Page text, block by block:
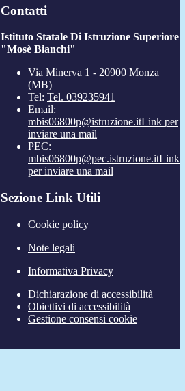
Contatti
Istituto Statale Di Istruzione Superiore
"Mosè Bianchi"
Via Minerva 1 - 20900 Monza
(MB)
Tel: Tel. 039235941
Email:
mbis06800p@istruzione.itLink per
inviare una mail
PEC:
mbis06800p@pec.istruzione.itLink
per inviare una mail
Sezione Link Utili
Cookie policy
Note legali
Informativa Privacy
Dichiarazione di accessibilità
Obiettivi di accessibilità
Gestione consensi cookie